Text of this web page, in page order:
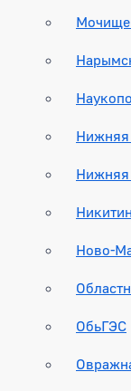
Нижняя
Нижняя
Ново-
ОбьГЭС